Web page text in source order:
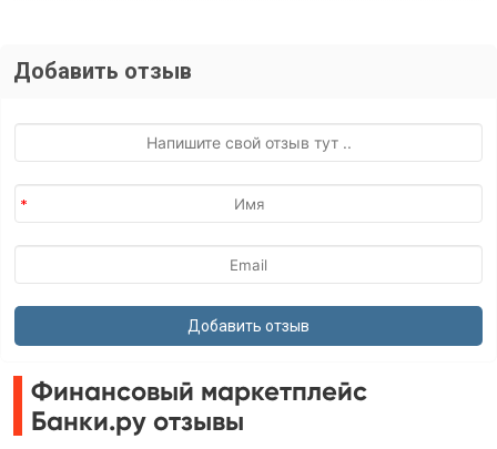
Добавить отзыв
Финансовый маркетплейс
Банки.ру отзывы